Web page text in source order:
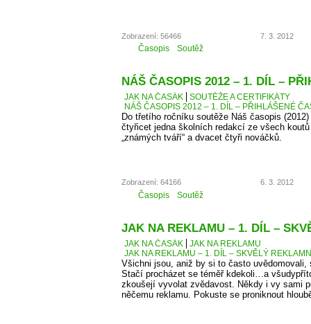
Zobrazení: 56466 7. 3. 2012
Časopis Soutěž
NÁŠ ČASOPIS 2012 – 1. DÍL –
JAK NA ČASÁK
SOUTĚŽE A CERTIFIKÁTY
NÁŠ ČASOPIS 2012 – 1. DÍL – PŘIHLÁŠENÉ
Do třetího ročníku soutěže Náš časopis
čtyřicet jedna školních redakcí ze všech
„známých tváří“ a dvacet čtyři nováčků.
Zobrazení: 64166 6. 3. 2012
Časopis Soutěž
JAK NA REKLAMU – 1. DÍL –
JAK NA ČASÁK
JAK NA REKLAMU
JAK NA REKLAMU – 1. DÍL – SKVĚLÝ
Všichni jsou, aniž by si to často
Stačí procházet se téměř kdekoli…a
zkoušejí vyvolat zvědavost. Někdy i vy sami
něčemu reklamu. Pokuste se proniknout